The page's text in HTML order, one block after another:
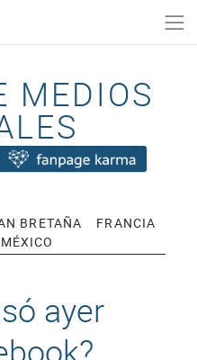
MEDIOS
BRETAÑA
FRANCIA
MÉXICO
ayer